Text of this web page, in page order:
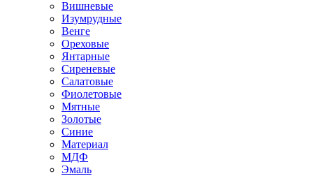
Вишневые
Изумрудные
Венге
Ореховые
Янтарные
Сиреневые
Салатовые
Фиолетовые
Мятные
Золотые
Синие
Материал
МДФ
Эмаль